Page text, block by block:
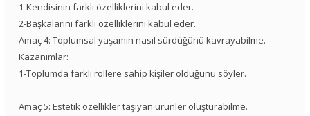
1-Kendisinin farklı özelliklerini kabul eder.
2-Başkalarını farklı özelliklerini kabul eder.
Amaç 4: Toplumsal yaşamın nasıl sürdüğünü kavrayabilme.
Kazanımlar:
1-Toplumda farklı rollere sahip kişiler olduğunu söyler.
Amaç 5: Estetik özellikler taşıyan ürünler oluşturabilme.